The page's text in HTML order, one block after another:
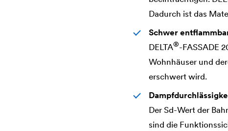
Dadurch ist das
Schwer
DELTA®-FASSADE
Wohnhäuser und
erschwert wird.
Der Sd-Wert der
sind die